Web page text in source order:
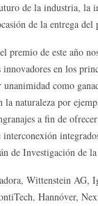
de la industria, la
de la entrega del
premio de este año
innovadores en los
unanimidad como
la naturaleza por
a fin de
interconexión
de Investigación de
Wittenstein AG,
Hannóver,